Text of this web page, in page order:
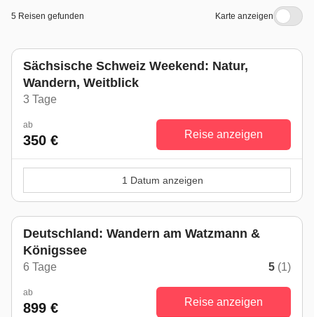
5 Reisen gefunden Karte anzeigen
Sächsische Schweiz Weekend: Natur,
Wandern, Weitblick
3 Tage
ab
350 € Reise anzeigen
1 Datum anzeigen
Deutschland: Wandern am Watzmann &
Königssee
6 Tage 5 (1)
ab
899 € Reise anzeigen